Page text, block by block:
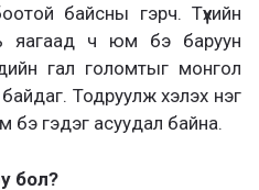
байсны гэрч. Түүхийн
яагаад ч юм бэ баруун
гал голомтыг монгол
Тодруулж хэлэх нэг
гэдэг асуудал байна.
бол?